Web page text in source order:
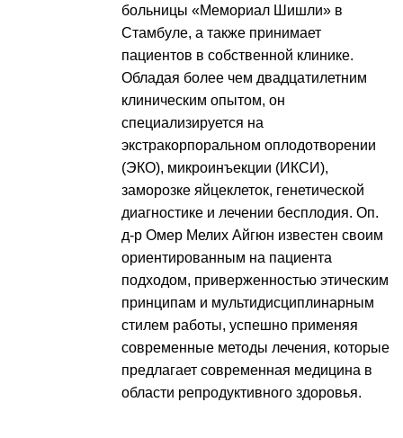
больницы «Мемориал Шишли» в
Стамбуле, а также принимает
пациентов в собственной клинике.
Обладая более чем двадцатилетним
клиническим опытом, он
специализируется на
экстракорпоральном оплодотворении
(ЭКО), микроинъекции (ИКСИ),
заморозке яйцеклеток, генетической
диагностике и лечении бесплодия. Оп.
д-р Омер Мелих Айгюн известен своим
ориентированным на пациента
подходом, приверженностью этическим
принципам и мультидисциплинарным
стилем работы, успешно применяя
современные методы лечения, которые
предлагает современная медицина в
области репродуктивного здоровья.